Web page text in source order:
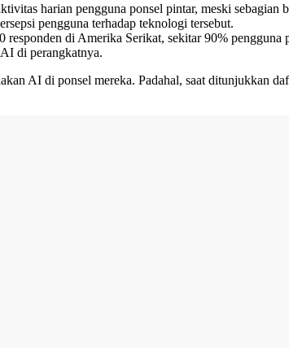
harian pengguna ponsel pintar, meski
pengguna terhadap teknologi tersebut.
responden di Amerika Serikat, sekitar 90%
di perangkatnya.
AI di ponsel mereka. Padahal, saat ditunjukkan